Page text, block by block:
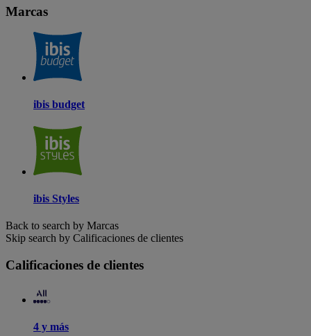
Marcas
ibis budget
ibis Styles
Back to search by Marcas
Skip search by Calificaciones de clientes
Calificaciones de clientes
4 y más